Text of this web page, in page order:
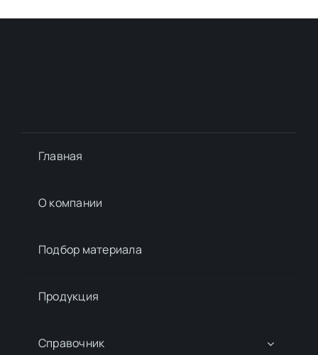
Главная
О компании
Подбор материалa
Продукция
Справочник